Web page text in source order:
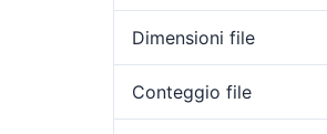
Dimensioni file
Conteggio file